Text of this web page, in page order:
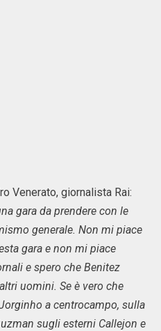
Venerato, giornalista Rai:
gara da prendere con le
generale. Non mi piace
gara e non mi piace
e spero che Benitez
uomini. Se è vero che
a centrocampo, sulla
sugli esterni Callejon e